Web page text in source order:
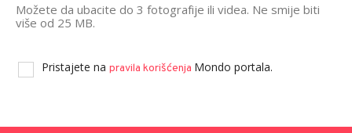
Možete da ubacite do 3 fotografije ili videa. Ne smije biti
više od 25 MB.
Pristajete na pravila korišćenja Mondo portala.